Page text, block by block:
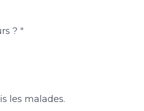
? "
les malades.